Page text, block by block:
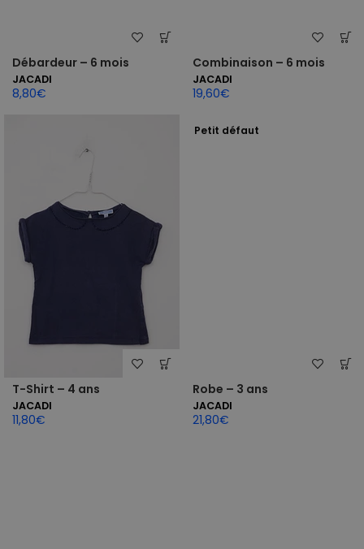
Débardeur – 6 mois
JACADI
8,80€
Combinaison – 6 mois
JACADI
19,60€
T-Shirt – 4 ans
JACADI
11,80€
Petit défaut
Robe – 3 ans
JACADI
21,80€